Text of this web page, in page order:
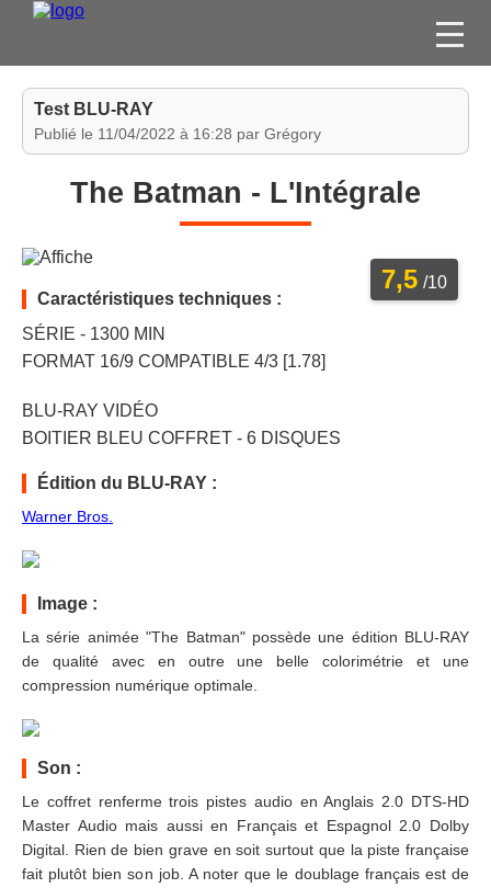
FILMS
JEUX VIDÉO
DIVERS
Test BLU-RAY
Publié le 11/04/2022 à 16:28 par Grégory
The Batman - L'Intégrale
7,5 /10
Caractéristiques techniques :
SÉRIE - 1300 MIN
FORMAT 16/9 COMPATIBLE 4/3 [1.78]
BLU-RAY VIDÉO
BOITIER BLEU COFFRET - 6 DISQUES
Édition du BLU-RAY :
Warner Bros.
Image :
La série animée "The Batman" possède une édition BLU-RAY
de qualité avec en outre une belle colorimétrie et une
compression numérique optimale.
Son :
Le coffret renferme trois pistes audio en Anglais 2.0 DTS-HD
Master Audio mais aussi en Français et Espagnol 2.0 Dolby
Digital. Rien de bien grave en soit surtout que la piste française
fait plutôt bien son job. A noter que le doublage français est de